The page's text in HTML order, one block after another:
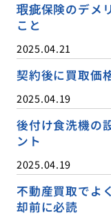
瑕疵保険のデメ
こと
2025.04.21
契約後に買取価
2025.04.19
後付け食洗機の
ント
2025.04.19
不動産買取でよ
却前に必読